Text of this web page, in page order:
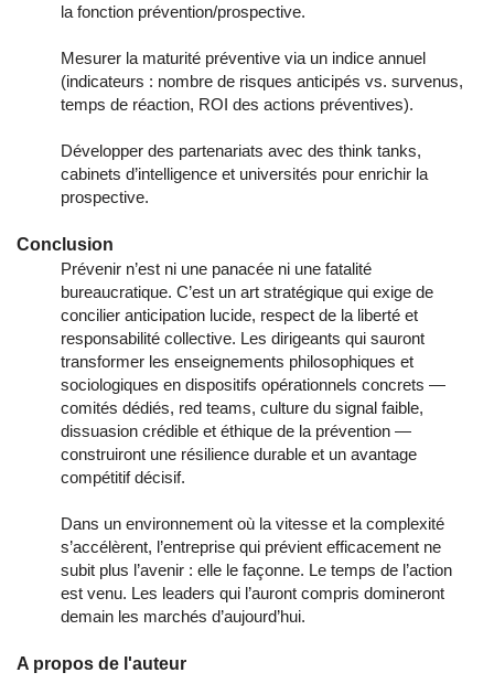
la fonction prévention/prospective.
Mesurer la maturité préventive via un indice annuel
(indicateurs : nombre de risques anticipés vs. survenus,
temps de réaction, ROI des actions préventives).
Développer des partenariats avec des think tanks,
cabinets d’intelligence et universités pour enrichir la
prospective.
Conclusion
Prévenir n’est ni une panacée ni une fatalité
bureaucratique. C’est un art stratégique qui exige de
concilier anticipation lucide, respect de la liberté et
responsabilité collective. Les dirigeants qui sauront
transformer les enseignements philosophiques et
sociologiques en dispositifs opérationnels concrets —
comités dédiés, red teams, culture du signal faible,
dissuasion crédible et éthique de la prévention —
construiront une résilience durable et un avantage
compétitif décisif.
Dans un environnement où la vitesse et la complexité
s’accélèrent, l’entreprise qui prévient efficacement ne
subit plus l’avenir : elle le façonne. Le temps de l’action
est venu. Les leaders qui l’auront compris domineront
demain les marchés d’aujourd’hui.
A propos de l'auteur